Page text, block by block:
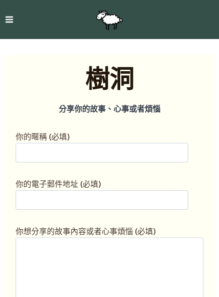
樹洞
分享你的故事、心事或者煩惱
你的暱稱 (必填)
你的電子郵件地址 (必填)
你想分享的故事內容或者心事煩惱 (必填)